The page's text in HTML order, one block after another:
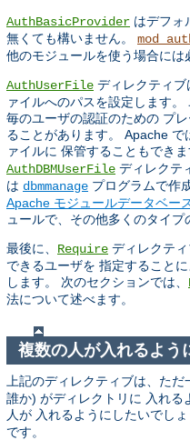
AuthBasicProvider はデフォ
無くても構いません。
他のモジュールを使う場合には
AuthUserFile ディレクティブ
ァイルへのパスを設定します
毎のユーザの認証のための プ
ることがあります。 Apache
ァイルに 保管することもできま
AuthDBMUserFile ディレクテ
は dbmmanage プログラムで作
Apache モジュールデータベー
ュールで、その他多くのタイプ
最後に、 Require ディレクテ
できるユーザを 指定すること
します。 次のセクションでは、
法について述べます。
複数の人が入れるよう
上記のディレクティブは、た
誰か) がディレクトリに 入れる
人が 入れるようにしたいでし
です。